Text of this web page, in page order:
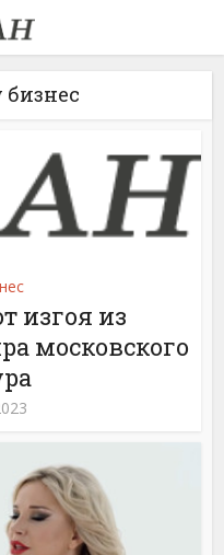
бизнес
изгоя из
московского